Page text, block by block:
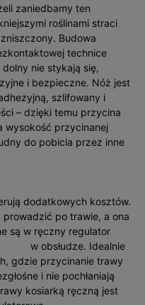
zaniedbamy ten
roślinami straci
Budowa
technice
i dolny nie stykają się,
i bezpieczne. Nóż jest
szlifowany i
– dzięki temu przycina
wysokość przycinanej
do pobicia przez inne
dodatkowych kosztów.
po trawie, a ona
są w ręczny regulator
obsłudze. Idealnie
gdzie przycinanie trawy
i nie pochłaniają
kosiarką ręczną jest